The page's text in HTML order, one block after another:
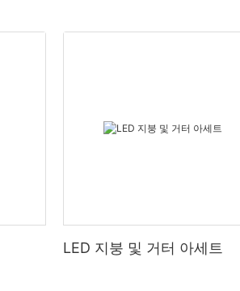
LED 지붕 및 거터 아세트